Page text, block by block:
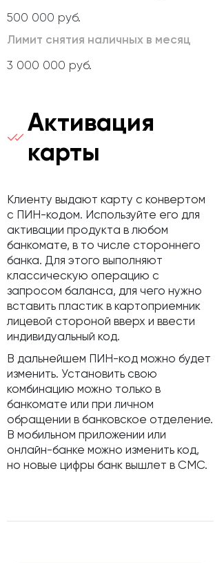
500 000 руб.
Лимит снятия наличных в месяц
3 000 000 руб.
Активация
карты
Клиенту выдают карту с конвертом
с ПИН-кодом. Используйте его для
активации продукта в любом
банкомате, в то числе стороннего
банка. Для этого выполняют
классическую операцию с
запросом баланса, для чего нужно
вставить пластик в картоприемник
лицевой стороной вверх и ввести
индивидуальный код.
В дальнейшем ПИН-код можно будет
изменить. Установить свою
комбинацию можно только в
банкомате или при личном
обращении в банковское отделение.
В мобильном приложении или
онлайн-банке можно изменить код,
но новые цифры банк вышлет в СМС.